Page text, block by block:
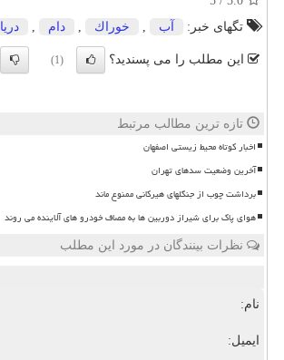
تگهای خبر:
آب خوراك دام دریا
این مطلب را می پسندید؟ (1)
تازه ترین مطالب مرتبط
اخبار کوتاه محیط زیستی اصفهان
آخرین وضعیت سدهای تهران
برداشت چوب از جنگلهای هیرکانی ممنوع ماند
هوای پاک برای شیراز دوربین ها به مصاف خودرو های آلاینده می روند
نظرات بینندگان در مورد این مطلب
نام:
ایمیل: